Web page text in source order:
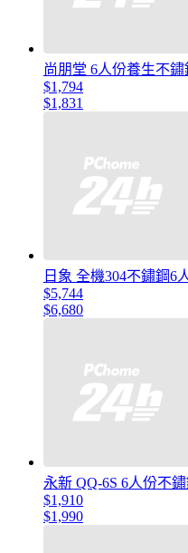
尚朋堂 6人份養生不
$1,794
$1,831
日象 全機304不鏽鋼6
$5,744
$6,680
永新 QQ-6S 6人份不
$1,910
$1,990